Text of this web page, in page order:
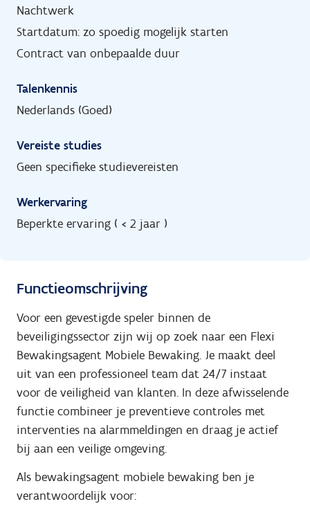
Nachtwerk
Startdatum: zo spoedig mogelijk starten
Contract van onbepaalde duur
Talenkennis
Nederlands (Goed)
Vereiste studies
Geen specifieke studievereisten
Werkervaring
Beperkte ervaring ( < 2 jaar )
Functieomschrijving
Voor een gevestigde speler binnen de
beveiligingssector zijn wij op zoek naar een Flexi
Bewakingsagent Mobiele Bewaking. Je maakt deel
uit van een professioneel team dat 24/7 instaat
voor de veiligheid van klanten. In deze afwisselende
functie combineer je preventieve controles met
interventies na alarmmeldingen en draag je actief
bij aan een veilige omgeving.
Als bewakingsagent mobiele bewaking ben je
verantwoordelijk voor: